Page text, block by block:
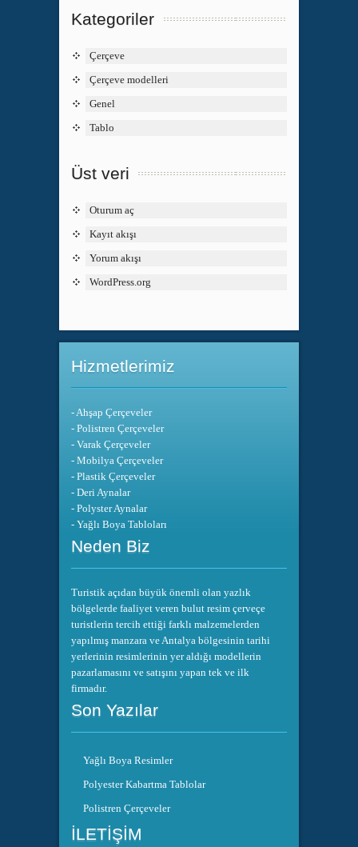
Kategoriler
Çerçeve
Çerçeve modelleri
Genel
Tablo
Üst veri
Oturum aç
Kayıt akışı
Yorum akışı
WordPress.org
Hizmetlerimiz
- Ahşap Çerçeveler
- Polistren Çerçeveler
- Varak Çerçeveler
- Mobilya Çerçeveler
- Plastik Çerçeveler
- Deri Aynalar
- Polyster Aynalar
- Yağlı Boya Tabloları
Neden Biz
Turistik açıdan büyük önemli olan yazlık
bölgelerde faaliyet veren bulut resim çerveçe
turistlerin tercih ettiği farklı malzemelerden
yapılmış manzara ve Antalya bölgesinin tarihi
yerlerinin resimlerinin yer aldığı modellerin
pazarlamasını ve satışını yapan tek ve ilk
firmadır.
Son Yazılar
Yağlı Boya Resimler
Polyester Kabartma Tablolar
Polistren Çerçeveler
İLETİŞİM